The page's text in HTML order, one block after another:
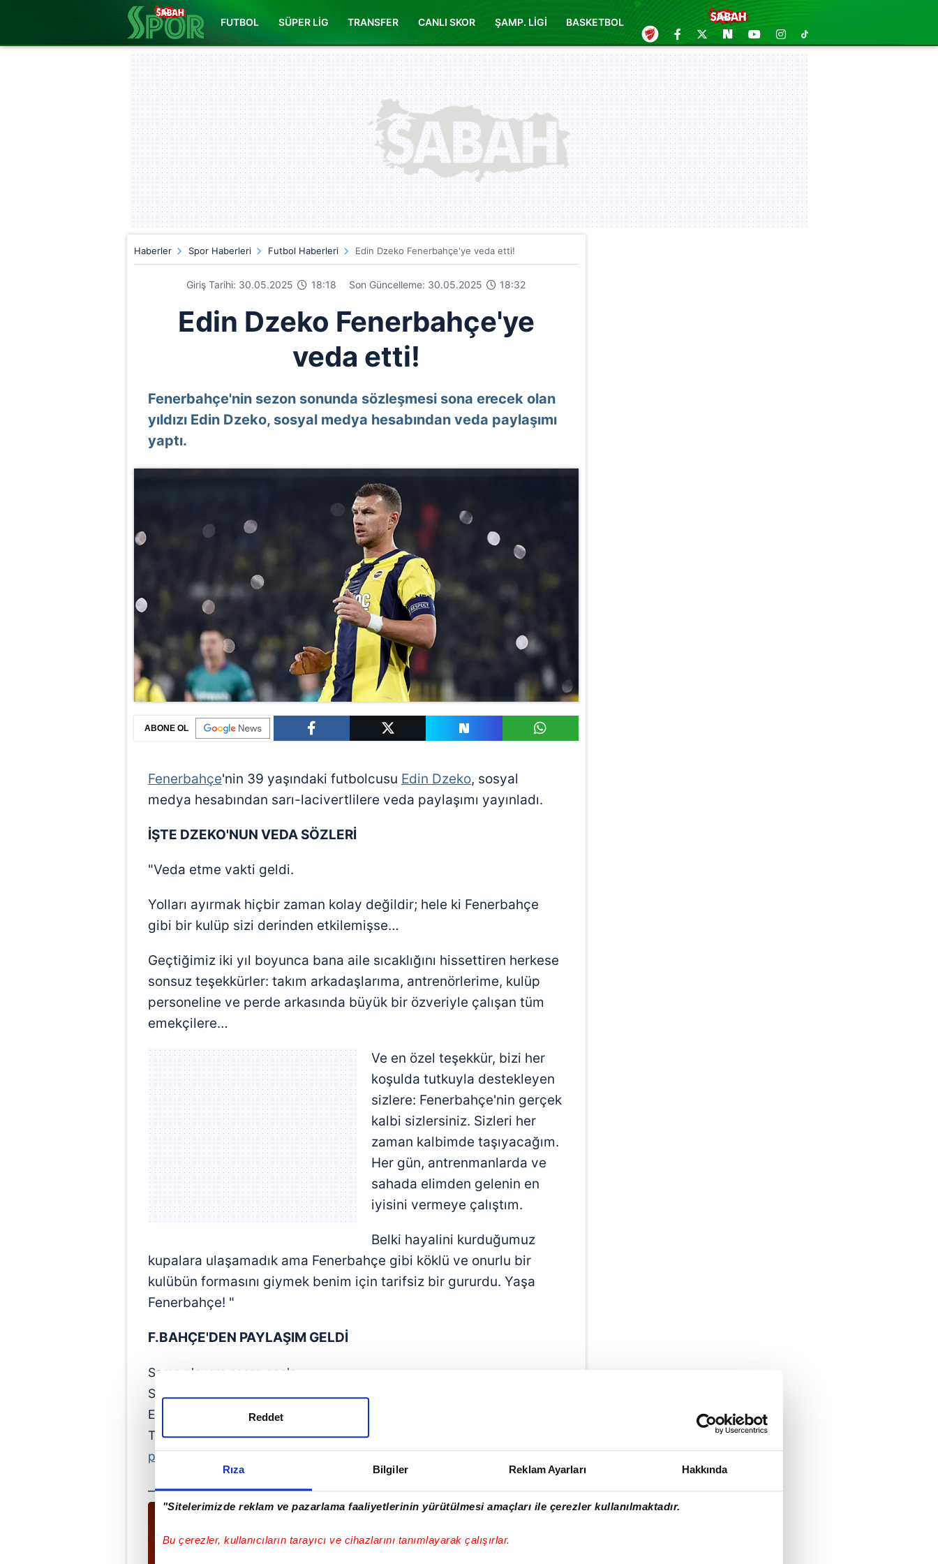
Rıza Bilgiler Reklam Ayarları Hakkında
"Sitelerimizde reklam ve pazarlama faaliyetlerinin yürütülmesi amaçları ile çerezler kullanılmaktadır.
Bu çerezler, kullanıcıların tarayıcı ve cihazlarını tanımlayarak çalışırlar.
Reddet
FUTBOL SÜPER LİG TRANSFER CANLI SKOR ŞAMP. LİGİ BASKETBOL
Haberler Spor Haberleri Futbol Haberleri Edin Dzeko Fenerbahçe'ye veda etti!
Giriş Tarihi: 30.05.2025 18:18 Son Güncelleme: 30.05.2025 18:32
Edin Dzeko Fenerbahçe'ye
veda etti!
Fenerbahçe'nin sezon sonunda sözleşmesi sona erecek olan
yıldızı Edin Dzeko, sosyal medya hesabından veda paylaşımı
yaptı.
ABONE OL
Fenerbahçe'nin 39 yaşındaki futbolcusu Edin Dzeko, sosyal
medya hesabından sarı-lacivertlilere veda paylaşımı yayınladı.
İŞTE DZEKO'NUN VEDA SÖZLERİ
"Veda etme vakti geldi.
Yolları ayırmak hiçbir zaman kolay değildir; hele ki Fenerbahçe
gibi bir kulüp sizi derinden etkilemişse…
Geçtiğimiz iki yıl boyunca bana aile sıcaklığını hissettiren herkese
sonsuz teşekkürler: takım arkadaşlarıma, antrenörlerime, kulüp
personeline ve perde arkasında büyük bir özveriyle çalışan tüm
emekçilere…
Ve en özel teşekkür, bizi her
koşulda tutkuyla destekleyen
sizlere: Fenerbahçe'nin gerçek
kalbi sizlersiniz. Sizleri her
zaman kalbimde taşıyacağım.
Her gün, antrenmanlarda ve
sahada elimden gelenin en
iyisini vermeye çalıştım.
Belki hayalini kurduğumuz
kupalara ulaşamadık ama Fenerbahçe gibi köklü ve onurlu bir
kulübün formasını giymek benim için tarifsiz bir gururdu. Yaşa
Fenerbahçe! "
F.BAHÇE'DEN PAYLAŞIM GELDİ
Some players score goals.
Some wear the armband.
Edin Džeko did both and led like few ever could.
Thank you Edin, you'll always be in our hearts. 💛💙
pic.twitter.com/qMcwGoUHEj
— Fenerbahçe SK (@Fenerbahce)